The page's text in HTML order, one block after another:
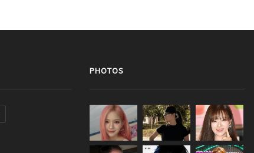
PHOTOS